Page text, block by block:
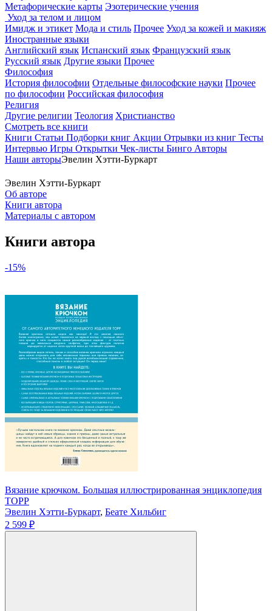
Метафорические карты Эзотерические учения
Уход за телом и лицом
Имидж и этикет Мода и стиль Прочее Уход за кожей и макияж
Иностранные языки
Английский язык Испанский язык Французский язык
Русский язык Другие языки Прочее
Философия
История философии Отдельные философские науки Прочее
по философии Российская философия
Религия
Другие религии Теология Христианство
Смотреть все книги
Книги Статьи Подборки книг Акции Отрывки из книг Тесты
Интервью Игры Открытки Чек-листы Бинго Авторы
Наши авторыЭвелин Хэтти-Буркарт
Эвелин Хэтти-Буркарт
Об авторе
Книги автора
Материалы с автором
Книги автора
-15%
Вязание крючком. Большая иллюстрированная энциклопедия
TOPP
Эвелин Хэтти-Буркарт, Беате Хильбиг
2 599 ₽